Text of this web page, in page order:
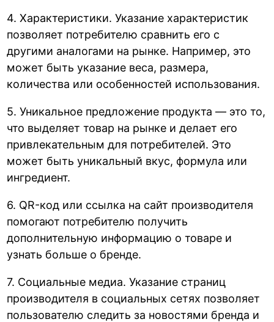
4. Характеристики. Указание характеристик
позволяет потребителю сравнить его с
другими аналогами на рынке. Например, это
может быть указание веса, размера,
количества или особенностей использования.
5. Уникальное предложение продукта — это то,
что выделяет товар на рынке и делает его
привлекательным для потребителей. Это
может быть уникальный вкус, формула или
ингредиент.
6. QR-код или ссылка на сайт производителя
помогают потребителю получить
дополнительную информацию о товаре и
узнать больше о бренде.
7. Социальные медиа. Указание страниц
производителя в социальных сетях позволяет
пользователю следить за новостями бренда и